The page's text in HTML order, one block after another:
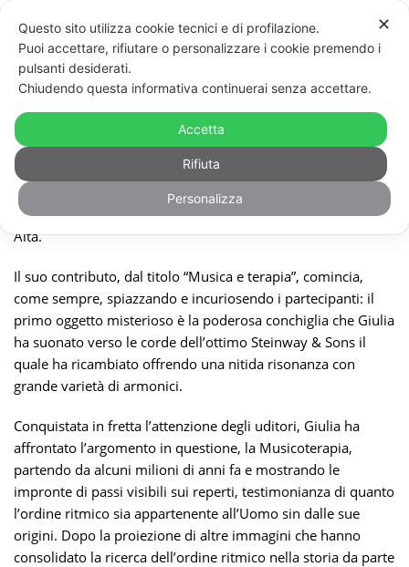
CONVERSAZIONI – MUSICA E TERAPIA
Venerdì 7 marzo Giulia Cremaschi Trovesi è intervenuta
nella prima edizione della rassegna “
organizzata dalla Biblioteca musicale de Sabata – Ceccato
nella suggestiva cornice di Palazzo Polli Stoppani a Bergamo
Alta.
Il suo contributo, dal titolo “Musica e terapia”, comincia,
come sempre, spiazzando e incuriosendo i partecipanti: il
primo oggetto misterioso è la poderosa conchiglia che Giulia
ha suonato verso le corde dell’ottimo Steinway & Sons il
quale ha ricambiato offrendo una nitida risonanza con
grande varietà di armonici.
Conquistata in fretta l’attenzione degli uditori, Giulia ha
affrontato l’argomento in questione, la Musicoterapia,
partendo da alcuni milioni di anni fa e mostrando le
impronte di passi visibili sui reperti, testimonianza di quanto
l’ordine ritmico sia appartenente all’Uomo sin dalle sue
origini. Dopo la proiezione di altre immagini che hanno
consolidato la ricerca dell’ordine ritmico nella storia da parte
✕
Questo sito utilizza cookie tecnici e di profilazione.
Puoi accettare, rifiutare o personalizzare i cookie premendo i
pulsanti desiderati.
Chiudendo questa informativa continuerai senza accettare.
Accetta
Rifiuta
Personalizza